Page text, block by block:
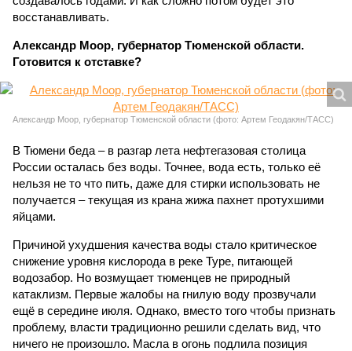
восстанавливать.
Александр Моор, губернатор Тюменской области.
Готовится к отставке?
Александр Моор, губернатор Тюменской области (фото: Артем Геодакян/ТАСС)
В Тюмени беда – в разгар лета нефтегазовая столица
России осталась без воды. Точнее, вода есть, только её
нельзя не то что пить, даже для стирки использовать не
получается – текущая из крана жижа пахнет протухшими
яйцами.
Причиной ухудшения качества воды стало критическое
снижение уровня кислорода в реке Туре, питающей
водозабор. Но возмущает тюменцев не природный
катаклизм. Первые жалобы на гнилую воду прозвучали
ещё в середине июля. Однако, вместо того чтобы признать
проблему, власти традиционно решили сделать вид, что
ничего не произошло. Масла в огонь подлила позиция